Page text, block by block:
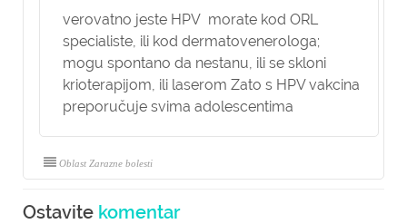
verovatno jeste HPV morate kod ORL
specialiste, ili kod dermatovenerologa;
mogu spontano da nestanu, ili se skloni
krioterapijom, ili laserom Zato s HPV vakcina
preporučuje svima adolescentima
Oblast Zarazne bolesti
Ostavite komentar